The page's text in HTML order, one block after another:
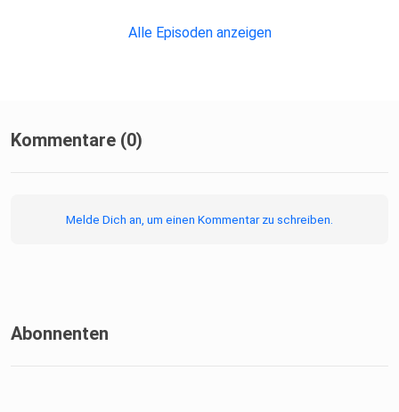
Alle Episoden anzeigen
Kommentare (0)
Melde Dich an, um einen Kommentar zu schreiben.
Abonnenten